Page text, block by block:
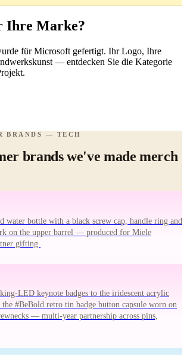
Ihre Marke?
für Microsoft gefertigt. Ihr Logo, Ihre
— entdecken Sie die Kategorie
BRANDS — TECH
brands we've made merch
water bottle with a black screw cap, handle ring and
on the upper barrel — produced for Miele
gifting.
LED keynote badges to the iridescent acrylic
#BeBold retro tin badge button capsule worn on
— multi-year partnership across pins,